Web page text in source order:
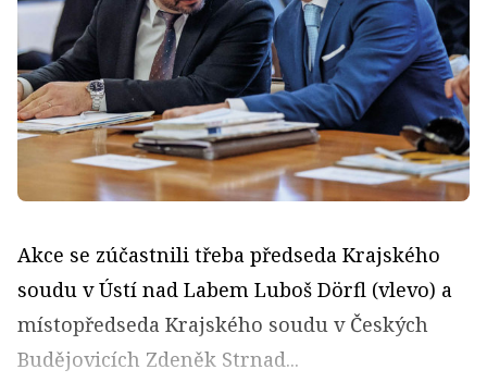
Akce se zúčastnili třeba předseda Krajského
soudu v Ústí nad Labem Luboš Dörfl (vlevo) a
místopředseda Krajského soudu v Českých
Budějovicích Zdeněk Strnad...